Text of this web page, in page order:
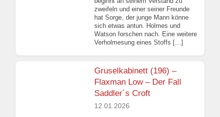
zweifeln und einer seiner Freunde
hat Sorge, der junge Mann könne
sich etwas antun. Holmes und
Watson forschen nach. Eine weitere
Verholmesung eines Stoffs […]
Gruselkabinett (196) –
Flaxman Low – Der Fall
Saddler´s Croft
12.01.2026